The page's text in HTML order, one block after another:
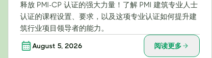
释放 PMI-CP 认证的强大力量！了解 PMI 建筑专业人士
认证的课程设置、要求，以及这项专业认证如何提升建
筑行业项目领导者的能力。
August 5, 2026 阅读更多